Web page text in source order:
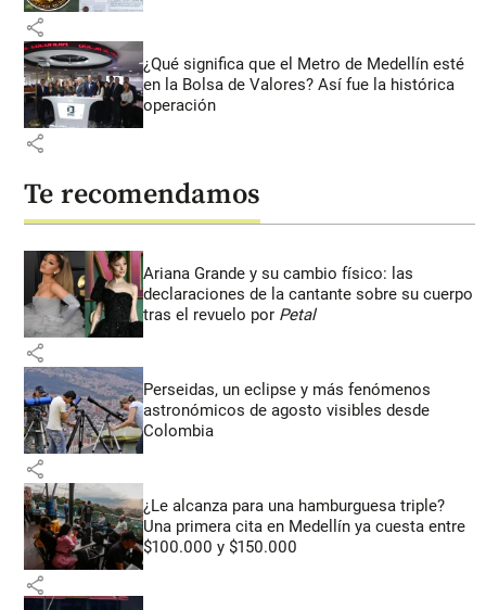
share
¿Qué significa que el Metro de Medellín esté
en la Bolsa de Valores? Así fue la histórica
operación
share
Te recomendamos
Ariana Grande y su cambio físico: las
declaraciones de la cantante sobre su cuerpo
tras el revuelo por Petal
share
Perseidas, un eclipse y más fenómenos
astronómicos de agosto visibles desde
Colombia
share
¿Le alcanza para una hamburguesa triple?
Una primera cita en Medellín ya cuesta entre
$100.000 y $150.000
share